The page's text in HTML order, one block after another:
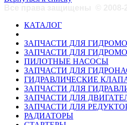
КАТАЛОГ
ЗАПЧАСТИ ДЛЯ
ЗАПЧАСТИ ДЛЯ
ПИЛОТНЫЕ НАСОСЫ
ЗАПЧАСТИ ДЛЯ
ГИДРАВЛИЧЕСКИЕ
ЗАПЧАСТИ ДЛЯ
ЗАПЧАСТИ ДЛЯ
ЗАПЧАСТИ ДЛЯ
РАДИАТОРЫ